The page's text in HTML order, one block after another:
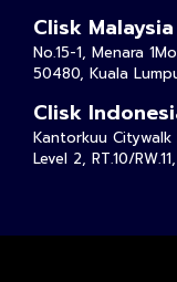
Clisk Malaysia
No.15-1, Menara
50480, Kuala
Clisk
Kantorkuu Citywalk
Level 2, RT.10/